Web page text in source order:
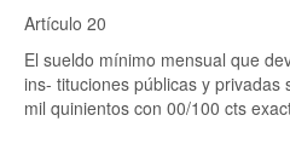
Artículo 20
El sueldo mínimo mensual que
ins- tituciones públicas y
mil quinientos con 00/100 cts